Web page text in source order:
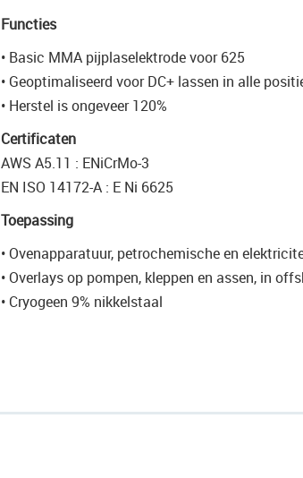
Functies
• Basic MMA pijplaselektrode voor 625
• Geoptimaliseerd voor DC+ lassen in alle
• Herstel is ongeveer 120%
Certificaten
AWS A5.11 : ENiCrMo-3
EN ISO 14172-A : E Ni 6625
Toepassing
• Ovenapparatuur, petrochemische en
• Overlays op pompen, kleppen en assen, in
• Cryogeen 9% nikkelstaal